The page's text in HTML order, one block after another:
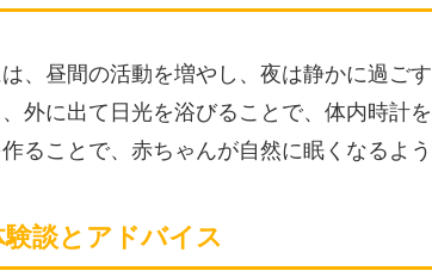
、昼間の活動を増やし、夜は静かに過ご
外に出て日光を浴びることで、体内時計
ることで、赤ちゃんが自然に眠くなるよう
談とアドバイス